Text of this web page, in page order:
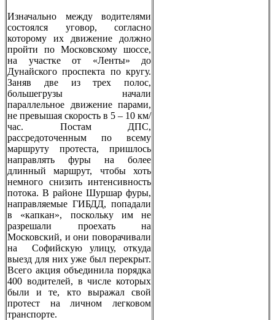
Изначально между водителями
состоялся уговор, согласно
которому их движение должно
пройти по Московскому шоссе,
на участке от «Ленты» до
Дунайского проспекта по кругу.
Заняв две из трех полос,
большегрузы начали
параллельное движение парами,
не превышая скорость в 5 – 10 км/
час. Постам ДПС,
рассредоточенным по всему
маршруту протеста, пришлось
направлять фуры на более
длинный маршрут, чтобы хоть
немного снизить интенсивность
потока. В районе Шуршар фуры,
направляемые ГИБДД, попадали
в «капкан», поскольку им не
разрешали проехать на
Московский, и они поворачивали
на Софийскую улицу, откуда
выезд для них уже был перекрыт.
Всего акция объединила порядка
400 водителей, в числе которых
были и те, кто выражал свой
протест на личном легковом
транспорте.